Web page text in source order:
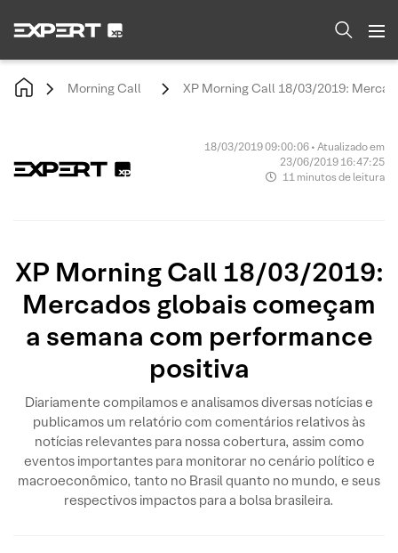
Morning Call XP Morning Call 18/03/2019:
18/03/2019 09:00:06 • Atualizado em
23/06/2019 16:47:25
11 minutos de leitura
XP Morning Call 18/03/2019:
Mercados globais começam
a semana com performance
positiva
Diariamente compilamos e analisamos diversas notícias e
publicamos um relatório com comentários relativos às
notícias relevantes para nossa cobertura, assim como
eventos importantes para monitorar no cenário político e
macroeconômico, tanto no Brasil quanto no mundo, e seus
respectivos impactos para a bolsa brasileira.